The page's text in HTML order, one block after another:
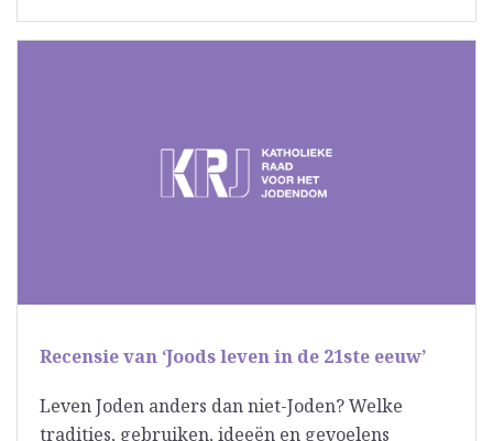
Recensie van ‘Joods leven in de 21ste eeuw’
Leven Joden anders dan niet-Joden? Welke
tradities, gebruiken, ideeën en gevoelens